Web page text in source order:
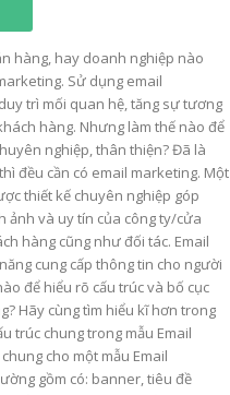
hàng, hay doanh nghiệp nào
Sử dụng email
trì mối quan hệ, tăng sự tương
hàng. Nhưng làm thế nào để
nghiệp, thân thiện? Đã là
đều cần có email marketing. Một
thiết kế chuyên nghiệp góp
ảnh và uy tín của công ty/cửa
hàng cũng như đối tác. Email
cung cấp thông tin cho người
để hiểu rõ cấu trúc và bố cục
Hãy cùng tìm hiểu kĩ hơn trong
trúc chung trong mẫu Email
cho một mẫu Email
gồm có: banner, tiêu đề